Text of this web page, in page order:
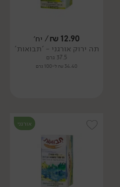
12.90
₪/ יח׳
תה ירוק אורגני - 'תבואות'
37.5 גרם
34.40 ₪ ל-100 גרם
אורגני